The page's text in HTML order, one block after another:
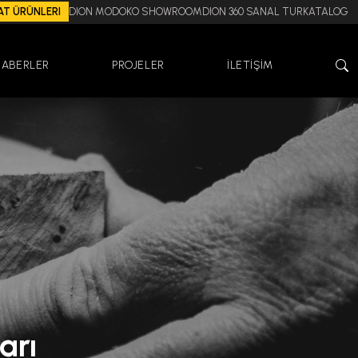
ÜRÜNLERI DION MODOKO SHOWROOM DION 360 SANAL TUR KATALOG
PROJELER İLETİŞİM